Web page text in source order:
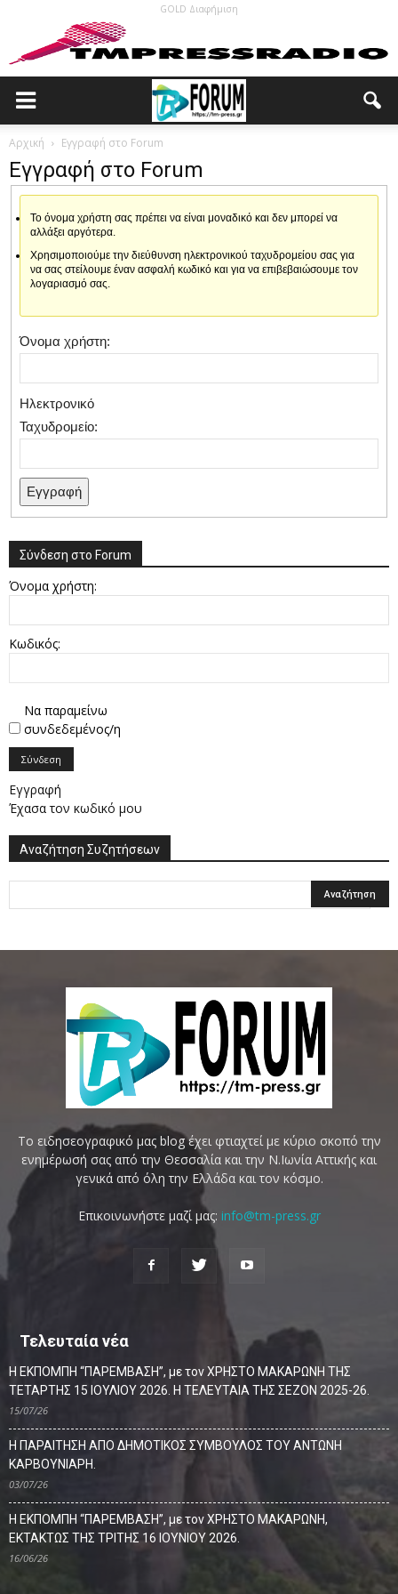
GOLD Διαφήμιση
Αρχική Εγγραφή στο Forum
Εγγραφή στο Forum
Το όνομα χρήστη σας πρέπει να είναι μοναδικό και δεν μπορεί να
αλλάξει αργότερα.
Χρησιμοποιούμε την διεύθυνση ηλεκτρονικού ταχυδρομείου σας για
να σας στείλουμε έναν ασφαλή κωδικό και για να επιβεβαιώσουμε τον
λογαριασμό σας.
Όνομα χρήστη:
Ηλεκτρονικό
Ταχυδρομείο:
Εγγραφή
Σύνδεση στο Forum
Όνομα χρήστη:
Κωδικός:
Να παραμείνω
συνδεδεμένος/η
Σύνδεση
Εγγραφή
Έχασα τον κωδικό μου
Αναζήτηση Συζητήσεων
Το ειδησεογραφικό μας blog έχει φτιαχτεί με κύριο σκοπό την
ενημέρωσή σας από την Θεσσαλία και την Ν.Ιωνία Αττικής και
γενικά από όλη την Ελλάδα και τον κόσμο.
Επικοινωνήστε μαζί μας: info@tm-press.gr
Τελευταία νέα
Η ΕΚΠΟΜΠΗ “ΠΑΡΕΜΒΑΣΗ”, με τον ΧΡΗΣΤΟ ΜΑΚΑΡΩΝΗ ΤΗΣ
ΤΕΤΑΡΤΗΣ 15 ΙΟΥΛΙΟΥ 2026. Η ΤΕΛΕΥΤΑΙΑ ΤΗΣ ΣΕΖΟΝ 2025-26.
15/07/26
Η ΠΑΡΑΙΤΗΣΗ ΑΠΟ ΔΗΜΟΤΙΚΟΣ ΣΥΜΒΟΥΛΟΣ ΤΟΥ ΑΝΤΩΝΗ
ΚΑΡΒΟΥΝΙΑΡΗ.
03/07/26
Η ΕΚΠΟΜΠΗ “ΠΑΡΕΜΒΑΣΗ”, με τον ΧΡΗΣΤΟ ΜΑΚΑΡΩΝΗ,
ΕΚΤΑΚΤΩΣ ΤΗΣ ΤΡΙΤΗΣ 16 ΙΟΥΝΙΟΥ 2026.
16/06/26